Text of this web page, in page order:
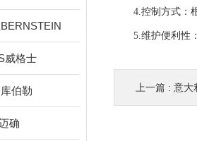
威格士
伯勒
确
4.控制方式：根
5.维护便利性：
上一篇 : 意大